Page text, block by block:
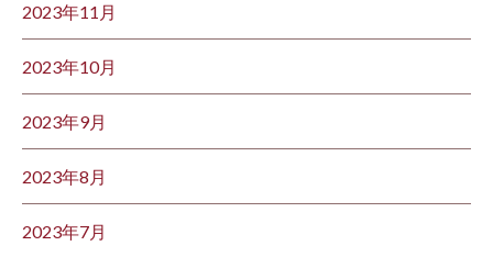
2023年11月
2023年10月
2023年9月
2023年8月
2023年7月